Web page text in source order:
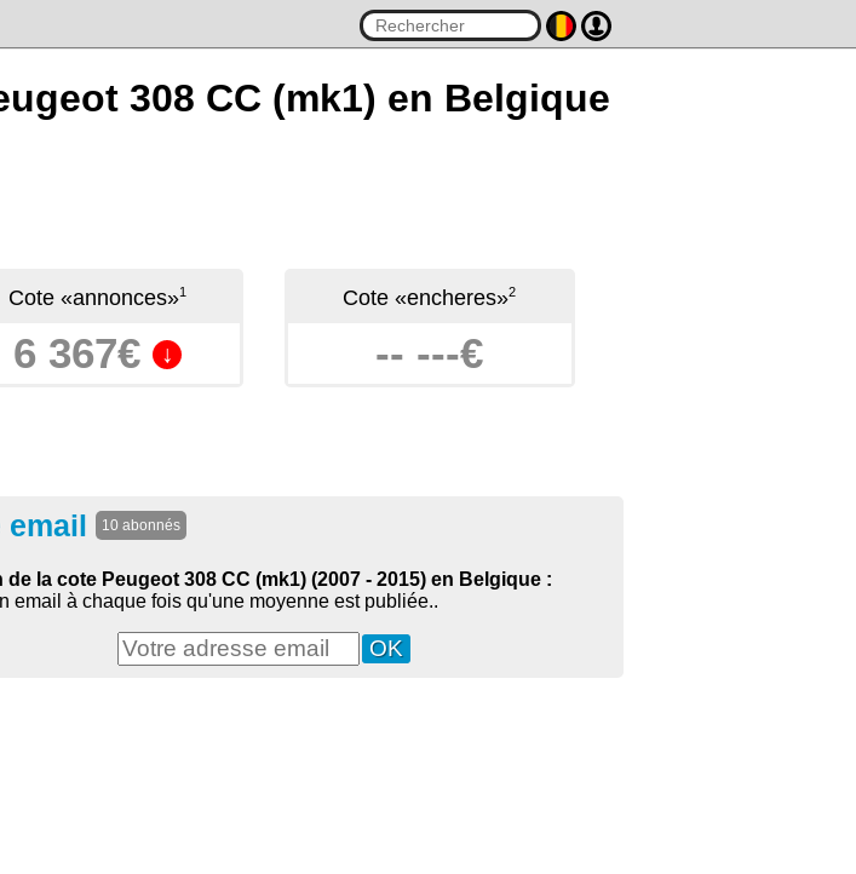
308 CC (mk1) en Belgique
Cote «annonces»1
6 367€ ↓
Cote «encheres»2
-- ---€
email 10 abonnés
de la cote Peugeot 308 CC (mk1) (2007 - 2015) en Belgique :
email à chaque fois qu'une moyenne est publiée..